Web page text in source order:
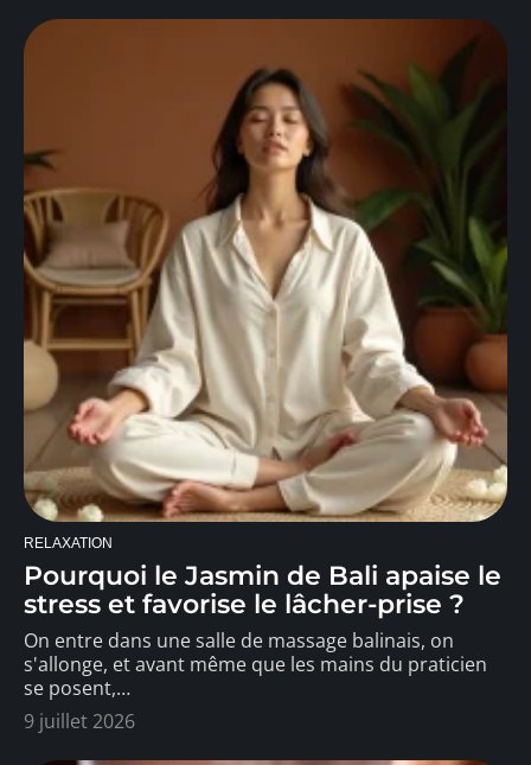
RELAXATION
Pourquoi le Jasmin de Bali apaise le
stress et favorise le lâcher-prise ?
On entre dans une salle de massage balinais, on
s'allonge, et avant même que les mains du praticien
se posent,…
9 juillet 2026